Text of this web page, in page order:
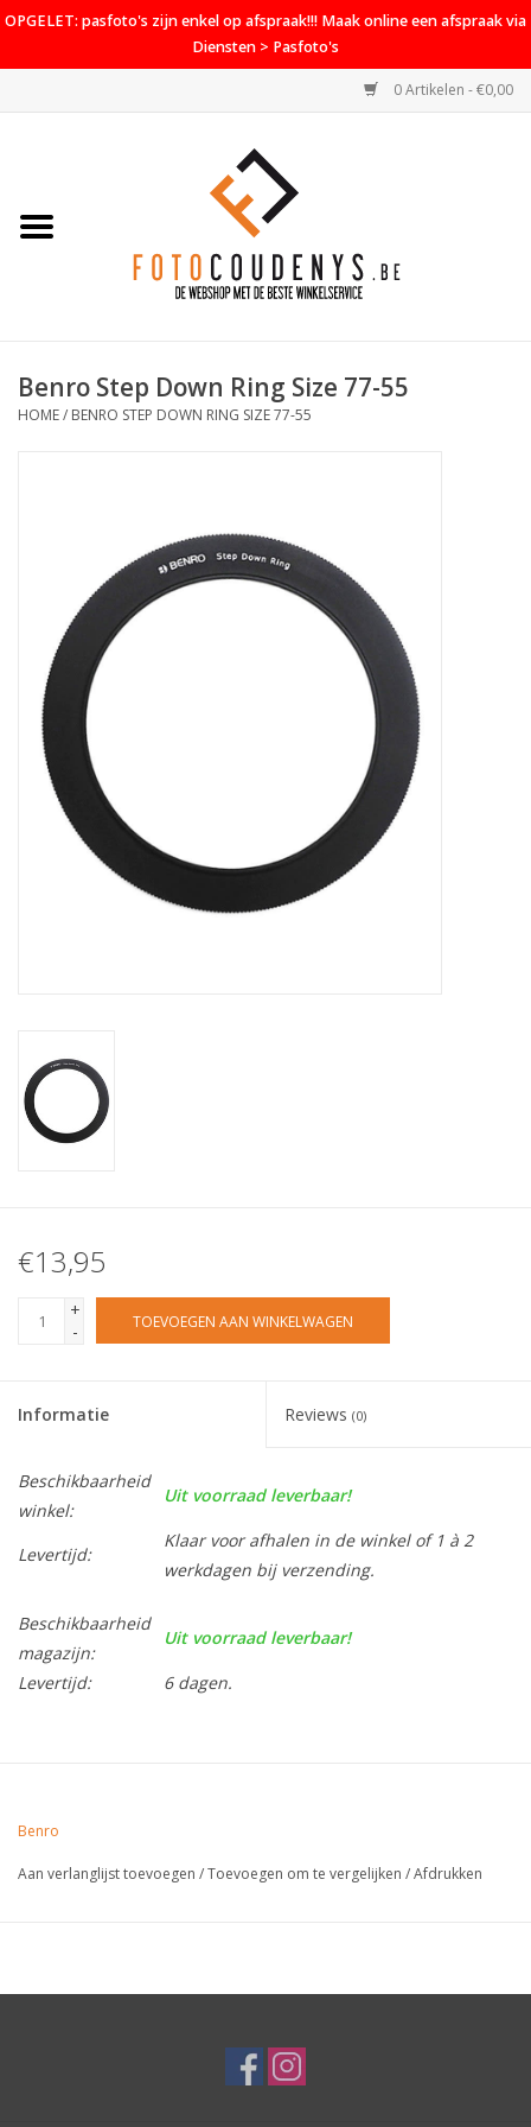
OPGELET: pasfoto's zijn enkel op afspraak!!! Maak online een afspraak via
Diensten > Pasfoto's
0 Artikelen - €0,00
Home
PROMO
Benro Step Down Ring Size 77-55
HOME/ BENRO STEP DOWN RING SIZE 77-55
€13,95
+
-
TOEVOEGEN AAN WINKELWAGEN
Informatie Reviews (0)
Beschikbaarheid
winkel:
Uit voorraad leverbaar!
Levertijd:
Klaar voor afhalen in de winkel of 1 à 2
werkdagen bij verzending.
Beschikbaarheid
magazijn:
Uit voorraad leverbaar!
Levertijd:
6 dagen.
Benro
Aan verlanglijst toevoegen /Toevoegen om te vergelijken /Afdrukken